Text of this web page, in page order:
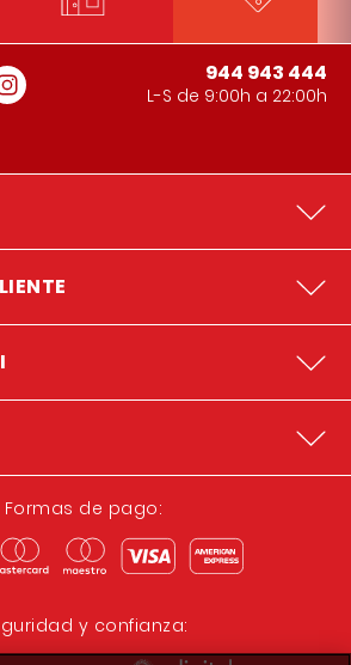
944 943 444
L-S de 9:00h a 22:00h
Formas de pago:
y confianza: